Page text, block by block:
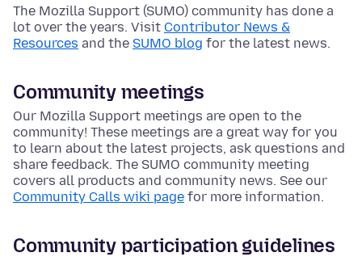
The Mozilla Support (SUMO) community has done a
lot over the years. Visit Contributor News &
Resources and the SUMO blog for the latest news.
Community meetings
Our Mozilla Support meetings are open to the
community! These meetings are a great way for you
to learn about the latest projects, ask questions and
share feedback. The SUMO community meeting
covers all products and community news. See our
Community Calls wiki page for more information.
Community participation guidelines